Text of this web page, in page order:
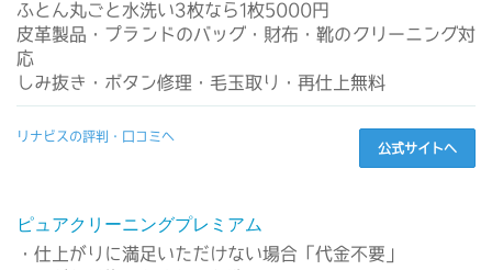
ふとん丸ごと水洗い3枚なら1枚5000円
皮革製品・プランドのバッグ・財布・靴のクリーニング対
応
しみ抜き・ボタン修理・毛玉取り・再仕上無料
リナビスの評判・口コミへ
公式サイトへ
ピュアクリーニングプレミアム
・仕上がりに満足いただけない場合「代金不要」